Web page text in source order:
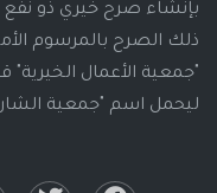
بإنشاء صرح خيري ذو نفع
ليحمل اسم "جمعية